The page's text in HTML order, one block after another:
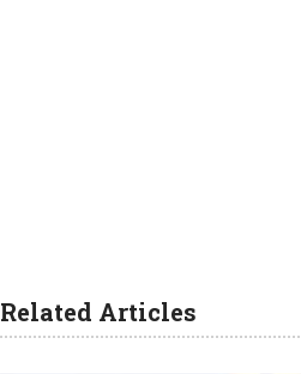
Related Articles